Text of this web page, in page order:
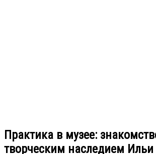
Практика в музее:
творческим наследием Ильи